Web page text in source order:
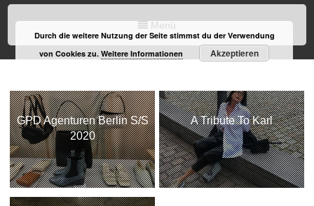
Menü
GPD Agenturen Berlin S/S
2020
A Tribute To Karl
Durch die weitere Nutzung der Seite stimmst du der Verwendung
von Cookies zu.Weitere Informationen Akzeptieren